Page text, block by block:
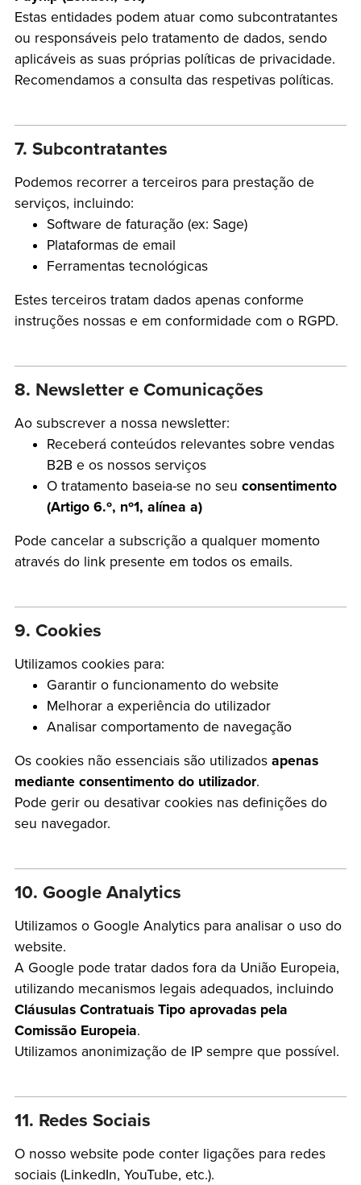
Estas entidades podem atuar como subcontratantes
ou responsáveis pelo tratamento de dados, sendo
aplicáveis as suas próprias políticas de privacidade.
Recomendamos a consulta das respetivas políticas.
7. Subcontratantes
Podemos recorrer a terceiros para prestação de
serviços, incluindo:
Software de faturação (ex: Sage)
Plataformas de email
Ferramentas tecnológicas
Estes terceiros tratam dados apenas conforme
instruções nossas e em conformidade com o RGPD.
8. Newsletter e Comunicações
Ao subscrever a nossa newsletter:
Receberá conteúdos relevantes sobre vendas
B2B e os nossos serviços
O tratamento baseia-se no seu consentimento
(Artigo 6.º, nº1, alínea a)
Pode cancelar a subscrição a qualquer momento
através do link presente em todos os emails.
9. Cookies
Utilizamos cookies para:
Garantir o funcionamento do website
Melhorar a experiência do utilizador
Analisar comportamento de navegação
Os cookies não essenciais são utilizados apenas
mediante consentimento do utilizador.
Pode gerir ou desativar cookies nas definições do
seu navegador.
10. Google Analytics
Utilizamos o Google Analytics para analisar o uso do
website.
A Google pode tratar dados fora da União Europeia,
utilizando mecanismos legais adequados, incluindo
Cláusulas Contratuais Tipo aprovadas pela
Comissão Europeia.
Utilizamos anonimização de IP sempre que possível.
11. Redes Sociais
O nosso website pode conter ligações para redes
sociais (LinkedIn, YouTube, etc.).